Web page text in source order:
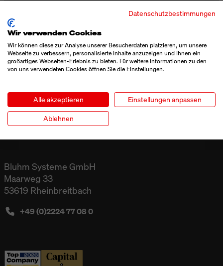
10. - 12. November 2026
ALLE ANSEHEN
Bluhm Systeme GmbH
Maarweg 33
53619 Rheinbreitbach
+49 (0)2224 77 08 0
Datenschutzbestimmungen
Wir verwenden Cookies
Wir können diese zur Analyse unserer Besucherdaten platzieren, um unsere
Webseite zu verbessern, personalisierte Inhalte anzuzeigen und Ihnen ein
großartiges Webseiten-Erlebnis zu bieten. Für weitere Informationen zu den
von uns verwendeten Cookies öffnen Sie die Einstellungen.
Alle akzeptieren Einstellungen anpassen
Ablehnen